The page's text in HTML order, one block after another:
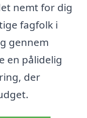
nemt for dig
fagfolk i
gennem
en pålidelig
der